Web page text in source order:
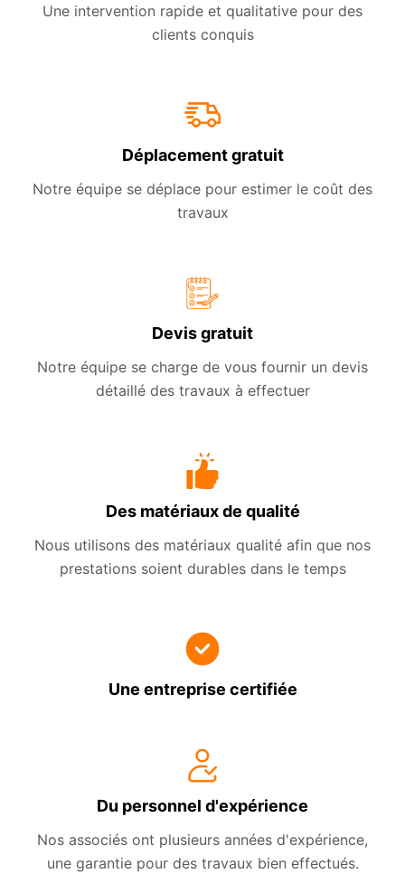
Une intervention rapide et qualitative pour des
clients conquis
Déplacement gratuit
Notre équipe se déplace pour estimer le coût des
travaux
Devis gratuit
Notre équipe se charge de vous fournir un devis
détaillé des travaux à effectuer
Des matériaux de qualité
Nous utilisons des matériaux qualité afin que nos
prestations soient durables dans le temps
Une entreprise certifiée
Du personnel d'expérience
Nos associés ont plusieurs années d'expérience,
une garantie pour des travaux bien effectués.